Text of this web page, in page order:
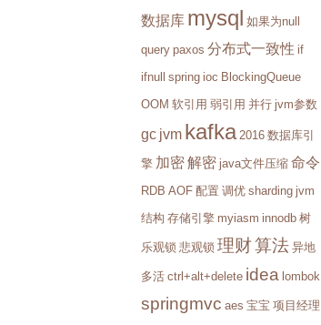
数据库 mysql 如果为null
query paxos 分布式一致性 if
ifnull spring ioc BlockingQueue
OOM 软引用 弱引用 并行 jvm参数
gc jvm kafka 2016 数据库引
擎 加密解密 java文件压缩 命令
RDB AOF 配置 调优 sharding jvm
结构 存储引擎 myiasm innodb 树
乐观锁 悲观锁 理财算法 异地
多活 ctrl+alt+delete idea lombok
springmvc aes 宝宝 项目经理